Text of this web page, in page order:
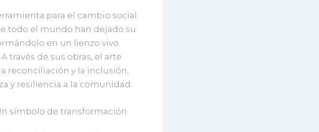
para el cambio social
todo el mundo han dejado su
en un lienzo vivo
través de sus obras, el arte
reconciliación y la inclusión,
y resiliencia a la comunidad.
símbolo de transformación